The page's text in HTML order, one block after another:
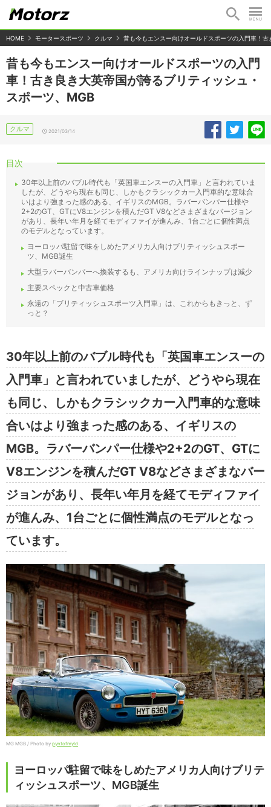
HOME モータースポーツ クルマ 昔も今もエンスー向けオールドスポーツの入門車！
昔も今もエンスー向けオールドスポーツの入門
車！古き良き大英帝国が誇るブリティッシュ・
スポーツ、MGB
クルマ 2021/03/14
目次
30年以上前のバブル時代も「英国車エンスーの入門車」と言われていま
したが、どうやら現在も同じ、しかもクラシックカー入門車的な意味合
いはより強まった感のある、イギリスのMGB。ラバーバンパー仕様や
2+2のGT、GTにV8エンジンを積んだGT V8などさまざまなバージョン
があり、長年い年月を経てモディファイが進んみ、1台ごとに個性満点
のモデルとなっています。
ヨーロッパ駐留で味をしめたアメリカ人向けブリティッシュスポー
ツ、MGB誕生
大型ラバーバンパーへ換装するも、アメリカ向けラインナップは減少
主要スペックと中古車価格
永遠の「ブリティッシュスポーツ入門車」は、これからもきっと、ず
っと？
30年以上前のバブル時代も「英国車エンスーの
入門車」と言われていましたが、どうやら現在
も同じ、しかもクラシックカー入門車的な意味
合いはより強まった感のある、イギリスの
MGB。ラバーバンパー仕様や2+2のGT、GTに
V8エンジンを積んだGT V8などさまざまなバー
ジョンがあり、長年い年月を経てモディファイ
が進んみ、1台ごとに個性満点のモデルとなっ
ています。
MG MGB / Photo by pyntofmyld
ヨーロッパ駐留で味をしめたアメリカ人向けブリテ
ィッシュスポーツ、MGB誕生